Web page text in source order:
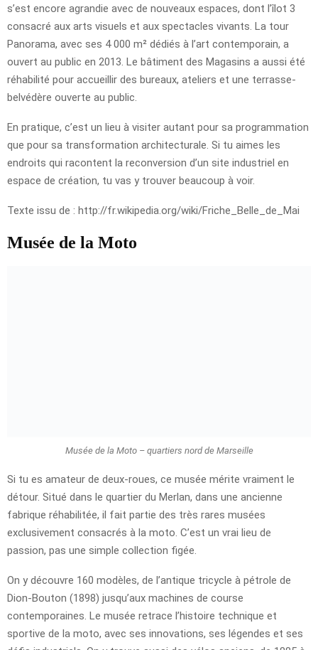
s’est encore agrandie avec de nouveaux espaces, dont l’îlot 3
consacré aux arts visuels et aux spectacles vivants. La tour
Panorama, avec ses 4 000 m² dédiés à l’art contemporain, a
ouvert au public en 2013. Le bâtiment des Magasins a aussi été
réhabilité pour accueillir des bureaux, ateliers et une terrasse-
belvédère ouverte au public.
En pratique, c’est un lieu à visiter autant pour sa programmation
que pour sa transformation architecturale. Si tu aimes les
endroits qui racontent la reconversion d’un site industriel en
espace de création, tu vas y trouver beaucoup à voir.
Texte issu de : http://fr.wikipedia.org/wiki/Friche_Belle_de_Mai
Musée de la Moto
Musée de la Moto – quartiers nord de Marseille
Si tu es amateur de deux-roues, ce musée mérite vraiment le
détour. Situé dans le quartier du Merlan, dans une ancienne
fabrique réhabilitée, il fait partie des très rares musées
exclusivement consacrés à la moto. C’est un vrai lieu de
passion, pas une simple collection figée.
On y découvre 160 modèles, de l’antique tricycle à pétrole de
Dion-Bouton (1898) jusqu’aux machines de course
contemporaines. Le musée retrace l’histoire technique et
sportive de la moto, avec ses innovations, ses légendes et ses